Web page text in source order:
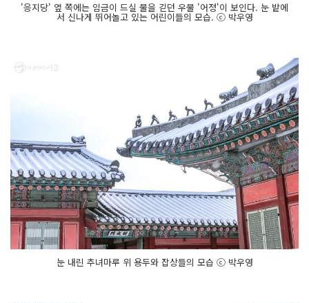
'응지당' 옆 쪽에는 임금이 드실 물을 긷던 우물 '어정'이 보인다. 눈 밭에
서 신나게 뛰어놀고 있는 어린이들의 모습. ⓒ 박우영
눈 내린 추녀마루 위 용두와 잡상들의 모습 ⓒ 박우영